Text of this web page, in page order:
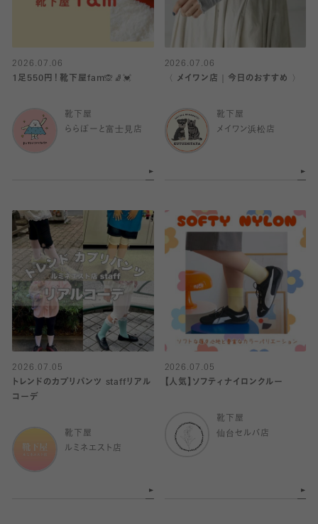
2026.07.06
1足550円！靴下屋fam🙊🧦💓
靴下屋
ららぽーと富士見店
2026.07.06
〈 メイワン店｜今日のおすすめ 〉
靴下屋
メイワン浜松店
2026.07.05
トレンドのカプリパンツ staffリアル
コーデ
靴下屋
ルミネエスト店
2026.07.05
【人気】ソフティナイロンクルー
靴下屋
仙台セルバ店